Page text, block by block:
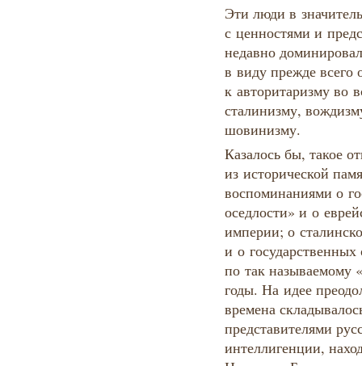
Эти люди в
с ценностями и
недавно
в виду прежде
к авторитаризму во
сталинизму,
шовинизму.
Казалось бы, такое
из исторической
воспоминаниями о
оседлости» и о
империи; о
и о государственных
по так называемому
годы. На идее
времена
представителями
интеллигенции,